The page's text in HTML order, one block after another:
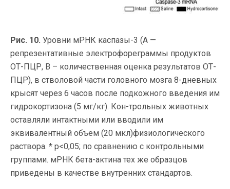
Рис. 10. Уровни мРНК каспазы-3 (А —
репрезентативные электрофореграммы продуктов
ОТ-ПЦР, В – количественная оценка результатов ОТ-
ПЦР), в стволовой части головного мозга 8-дневных
крысят через 6 часов после подкожного введения им
гидрокортизона (5 мг/кг). Кон-трольных животных
оставляли интактными или вводили им
эквивалентный объем (20 мкл)физиологического
раствора. * p<0,05; по сравнению с контрольными
группами. мРНК бета-актина тех же образцов
приведены в качестве внутренних стандартов.